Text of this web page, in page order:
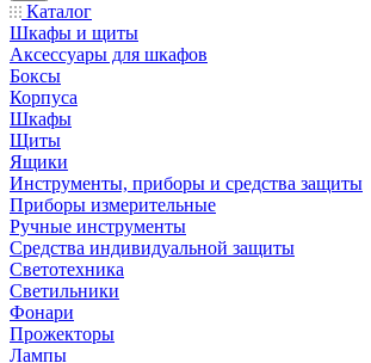
Каталог
Шкафы и щиты
Аксессуары для шкафов
Боксы
Корпуса
Шкафы
Щиты
Ящики
Инструменты, приборы и средства защиты
Приборы измерительные
Ручные инструменты
Средства индивидуальной защиты
Светотехника
Светильники
Фонари
Прожекторы
Лампы